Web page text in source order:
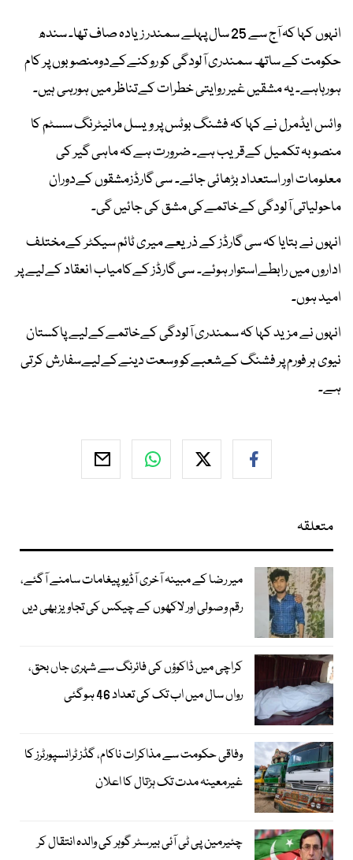
انہوں کہا کہ آج سے 25 سال پہلے سمندر زیادہ صاف تھا۔ سندھ
حکومت کے ساتھ سمندری آلودگی کو روکنےکےدومنصوبوں پر کام
ہورہاہے۔ یہ مشقیں غیر روایتی خطرات کےتناظر میں ہورہی ہیں۔
وائس ایڈمرل نے کہا کہ فشنگ بوٹس پر ویسل مانیٹرنگ سسٹم کا
منصوبہ تکمیل کےقریب ہے۔ ضرورت ہےکہ ماہی گیر کی
معلومات اور استعداد بڑھائی جائے۔ سی گارڈزمشقوں کےدوران
ماحولیاتی آلودگی کےخاتمےکی مشق کی جائیں گی۔
انہوں نے بتایا کہ سی گارڈز کے ذریعے میری ٹائم سیکٹر کےمختلف
اداروں میں رابطےاستوار ہوئے۔ سی گارڈز کےکامیاب انعقاد کےلیے پر
امید ہوں۔
انہوں نے مزید کہا کہ سمندری آلودگی کےخاتمےکےلیے پاکستان
نیوی ہر فورم پر فشنگ کےشعبےکو وسعت دینےکےلیےسفارش کرتی
ہے۔
متعلقہ
میر رضا کے مبینہ آخری آڈیو پیغامات سامنے آگئے،
رقم وصولی اور لاکھوں کے چیکس کی تجاویز بھی دیں
کراچی میں ڈاکوؤں کی فائرنگ سے شہری جاں بحق،
رواں سال میں اب تک کی تعداد 46 ہوگئی
وفاقی حکومت سے مذاکرات ناکام، گڈز ٹرانسپورٹرز کا
غیرمعینہ مدت تک ہڑتال کا اعلان
چئیرمین پی ٹی آئی بیرسٹر گوہر کی والدہ انتقال کر